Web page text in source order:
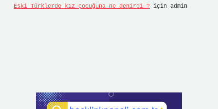
Eski Türklerde kız çocuğuna ne denirdi ? için admin